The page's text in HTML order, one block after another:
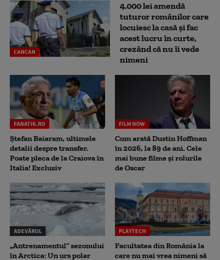
CANCAN
4.000 lei amendă
tuturor românilor care
locuiesc la casă și fac
acest lucru în curte,
crezând că nu îi vede
nimeni
FANATIK.RO
Ștefan Baiaram, ultimele
detalii despre transfer.
Poate pleca de la Craiova în
Italia! Exclusiv
FILM NOW
Cum arată Dustin Hoffman
în 2026, la 89 de ani. Cele
mai bune filme și rolurile
de Oscar
ADEVĂRUL
„Antrenamentul” sezonului
în Arctica: Un urs polar
PLAYTECH
Facultatea din România la
care nu mai vrea nimeni să